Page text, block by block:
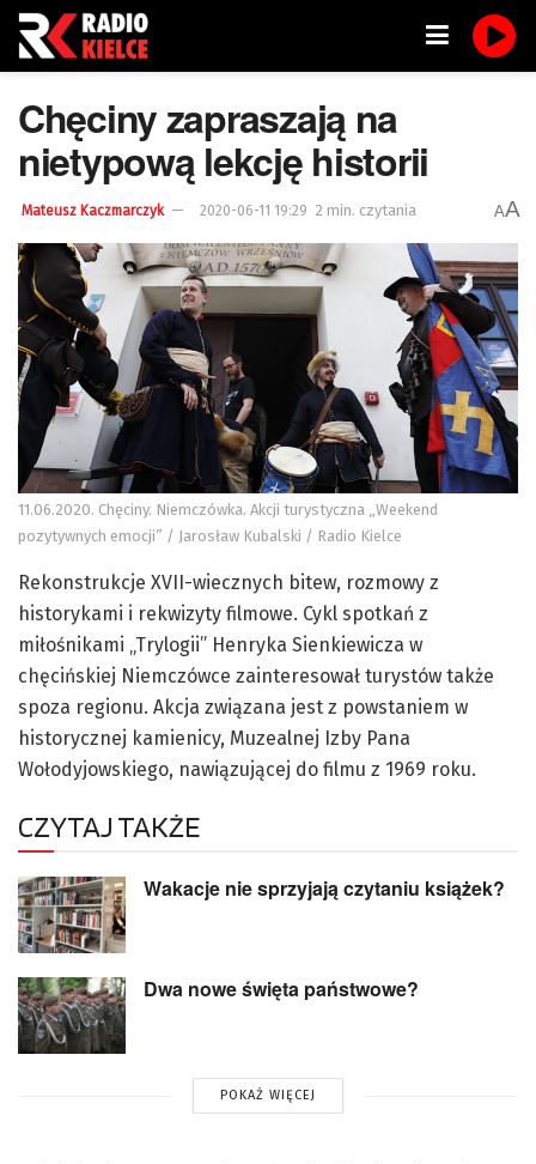
Chęciny zapraszają na
nietypową lekcję historii
Mateusz Kaczmarczyk 2020-06-11 19:29 2 min. czytania AA
11.06.2020. Chęciny. Niemczówka. Akcji turystyczna „Weekend
pozytywnych emocji” / Jarosław Kubalski / Radio Kielce
Rekonstrukcje XVII-wiecznych bitew, rozmowy z
historykami i rekwizyty filmowe. Cykl spotkań z
miłośnikami „Trylogii” Henryka Sienkiewicza w
chęcińskiej Niemczówce zainteresował turystów także
spoza regionu. Akcja związana jest z powstaniem w
historycznej kamienicy, Muzealnej Izby Pana
Wołodyjowskiego, nawiązującej do filmu z 1969 roku.
CZYTAJ TAKŻE
Wakacje nie sprzyjają czytaniu książek?
Dwa nowe święta państwowe?
POKAŻ WIĘCEJ